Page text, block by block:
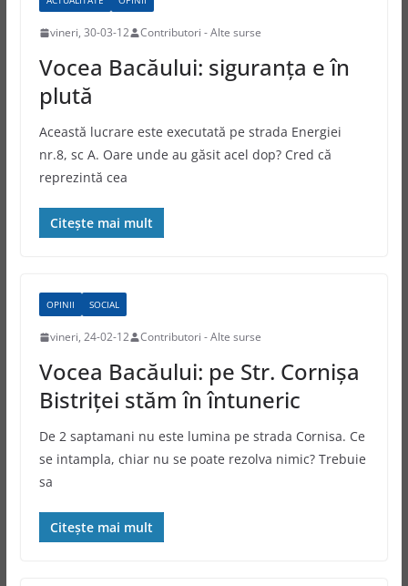
vineri, 30-03-12 Contributori - Alte surse
Vocea Bacăului: siguranța e în
plută
Această lucrare este executată pe strada Energiei
nr.8, sc A. Oare unde au găsit acel dop? Cred că
reprezintă cea
Citește mai mult
OPINII SOCIAL
vineri, 24-02-12 Contributori - Alte surse
Vocea Bacăului: pe Str. Cornișa
Bistriței stăm în întuneric
De 2 saptamani nu este lumina pe strada Cornisa. Ce
se intampla, chiar nu se poate rezolva nimic? Trebuie
sa
Citește mai mult